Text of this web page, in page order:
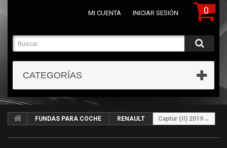
0
MI CUENTA INICIAR SESIÓN
CATEGORÍAS
FUNDAS PARA COCHE RENAULT Captur (II) 2019→